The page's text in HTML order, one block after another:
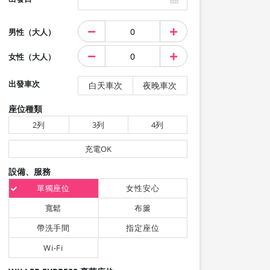
男性（大人）
女性（大人）
出發車次 白天車次 夜晚車次
座位種類
2列 3列 4列
充電OK
設備、服務
單獨座位
女性安心
寬鬆
布簾
帶洗手間
指定座位
Wi-Fi